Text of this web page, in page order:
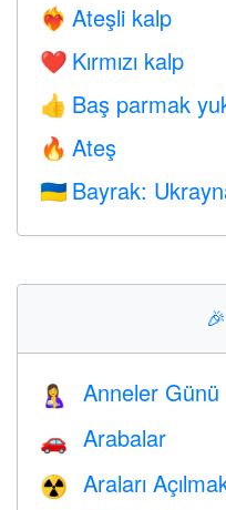
❤️‍🔥 Ateşli kalp
❤️ Kırmızı kalp
👍 Baş parmak
🔥 Ateş
🇺🇦 Bayrak:
🎉
🤱 Anneler Günü
🚗 Arabalar
☢️ Araları